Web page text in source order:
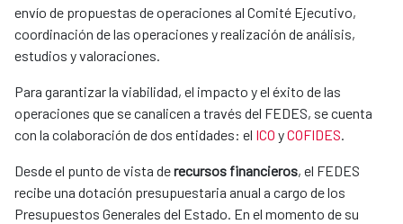
envío de propuestas de operaciones al Comité Ejecutivo,
coordinación de las operaciones y realización de análisis,
estudios y valoraciones.
Para garantizar la viabilidad, el impacto y el éxito de las
operaciones que se canalicen a través del FEDES, se cuenta
con la colaboración de dos entidades: el ICO yCOFIDES.
Desde el punto de vista derecursos financieros, el FEDES
recibe una dotación presupuestaria anual a cargo de los
Presupuestos Generales del Estado. En el momento de su